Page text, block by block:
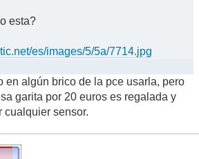
esta?
es/images/5/5a/7714.jpg
en algún brico de la pce usarla, pero
garita por 20 euros es regalada y
cualquier sensor.